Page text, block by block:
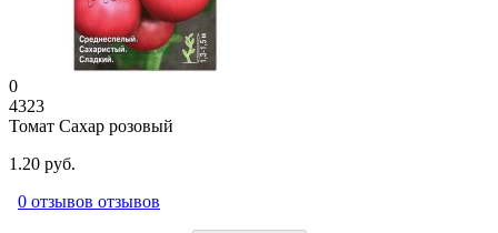
0
4323
Томат Сахар розовый
1.20 руб.
0 отзывов отзывов